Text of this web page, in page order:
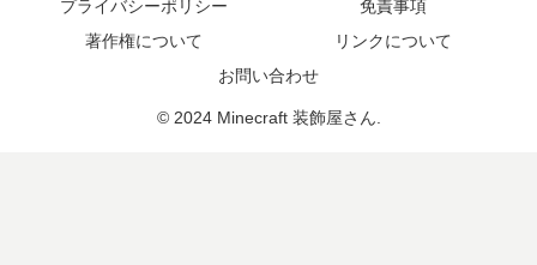
プライバシーポリシー
免責事項
著作権について
リンクについて
お問い合わせ
© 2024 Minecraft 装飾屋さん.